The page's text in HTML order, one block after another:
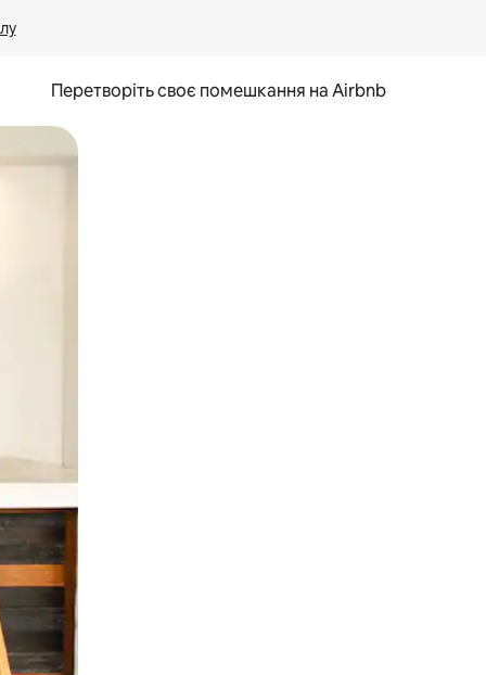
Перетворіть своє помешкання на Airbnb
та гортання.